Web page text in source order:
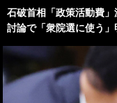
石破首相「政策活動費
討論で「衆院選に使う